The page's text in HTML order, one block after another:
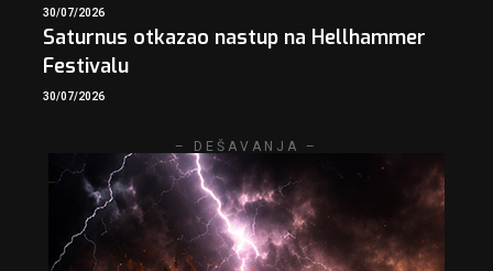
30/07/2026
Saturnus otkazao nastup na Hellhammer
Festivalu
30/07/2026
– DEŠAVANJA –